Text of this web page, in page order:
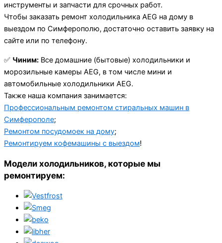
инструменты и запчасти для срочных работ.
Чтобы заказать ремонт холодильника AEG на дому в
выездом по Симферополю, достаточно оставить заявку на
сайте или по телефону.
✅ Чиним: Все домашние (бытовые) холодильники и
морозильные камеры AEG, в том числе мини и
автомобильные холодильники AEG.
Также наша компания занимается:
Профессиональным ремонтом стиральных машин в
Симферополе;
Ремонтом посудомоек на дому;
Ремонтируем кофемашины с выездом!
Модели холодильников, которые мы
ремонтируем: